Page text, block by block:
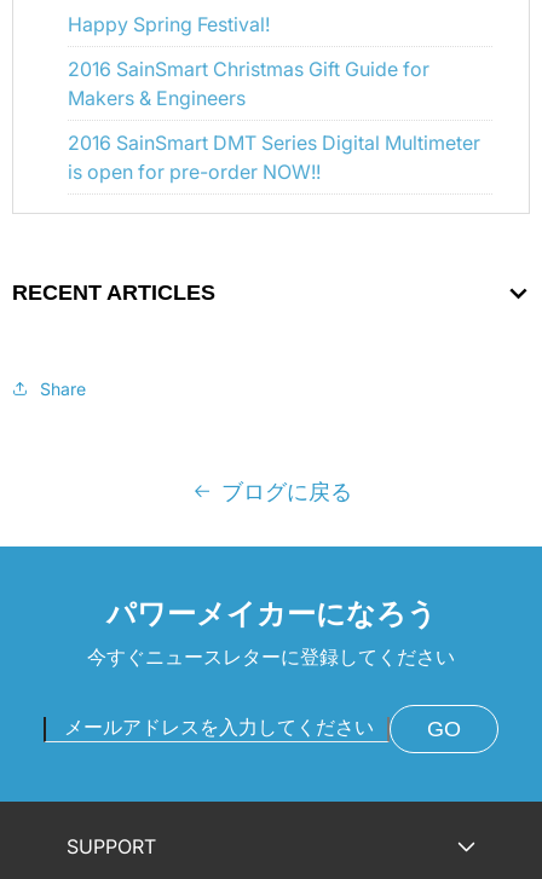
Happy Spring Festival!
2016 SainSmart Christmas Gift Guide for
Makers & Engineers
2016 SainSmart DMT Series Digital Multimeter
is open for pre-order NOW!!
RECENT ARTICLES
Share
ブログに戻る
パワーメイカーになろう
今すぐニュースレターに登録してください
GO
SUPPORT